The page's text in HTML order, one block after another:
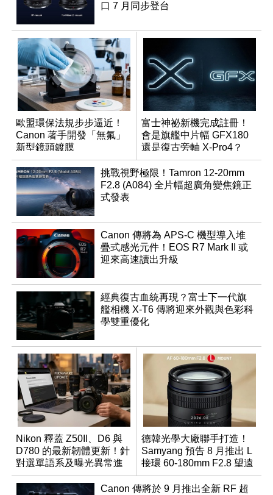
口 7 月同步登台
歐盟環保法規步步逼近！
Canon 著手開發「無氟」
新型鏡頭鍍膜
富士神祕新機完成註冊！
會是旗艦中片幅 GFX180
還是復古旁軸 X-Pro4？
挑戰視野極限！Tamron 12-20mm
F2.8 (A084) 全片幅超廣角變焦鏡正
式發表
Canon 傳將為 APS-C 機型導入堆
疊式感光元件！EOS R7 Mark II 或
迎來高速讀出升級
經典復古血統再現？富士下一代旗
艦相機 X-T6 傳將迎來外觀與色彩科
學雙重優化
Nikon 釋蓋 Z50II、D6 與
D780 的最新韌體更新！針
對選單語系及曝光異常進
行修復
德韓光學大廠聯手打造！
Samyang 預告 8 月推出 L
接環 60-180mm F2.8 望遠
變焦鏡
Canon 傳將於 9 月推出全新 RF 超